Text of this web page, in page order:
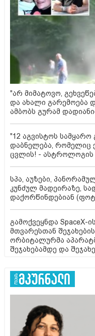
"არ მიმატოვო,
და ახალი გარემოება
ამბობს გურამ
"12 აგვისტოს
დაბნელება, რომელიც
ცვლის! -
სპა, აუზები,
კუნძულ მადეირაზე,
დაქორწინდებიან
გამოქვეყნდა SpaceX-
მთვარესთან
ორბიტალურმა
შეჯახებამდე და